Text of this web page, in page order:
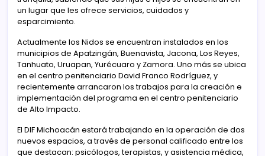
un lugar que les ofrece servicios, cuidados y
esparcimiento.
Actualmente los Nidos se encuentran instalados en los
municipios de Apatzingán, Buenavista, Jacona, Los Reyes,
Tanhuato, Uruapan, Yurécuaro y Zamora. Uno más se ubica
en el centro penitenciario David Franco Rodríguez, y
recientemente arrancaron los trabajos para la creación e
implementación del programa en el centro penitenciario
de Alto Impacto.
El DIF Michoacán estará trabajando en la operación de dos
nuevos espacios, a través de personal calificado entre los
que destacan: psicólogos, terapistas, y asistencia médica,